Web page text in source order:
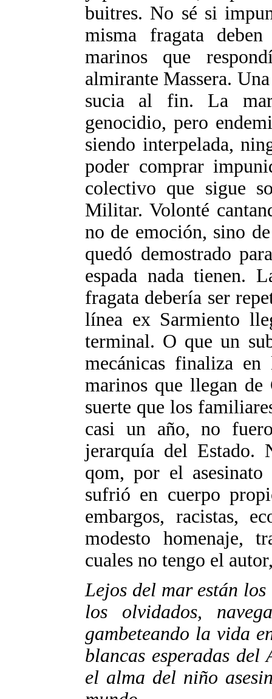
buitres. No sé si
misma fragata
marinos que
almirante Massera.
sucia al fin. La
genocidio, pero
siendo interpelada,
poder comprar
colectivo que sigue
Militar. Volonté
no de emoción, sino
quedó demostrado
espada nada tienen.
fragata debería ser
línea ex Sarmiento
terminal. O que un
mecánicas finaliza
marinos que llegan de
suerte que los
casi un año, no
jerarquía del Estado.
qom, por el
sufrió en cuerpo
embargos, racistas,
modesto homenaje,
cuales no tengo el
Lejos del mar están
los olvidados,
gambeteando la vida
blancas esperadas
el alma del niño